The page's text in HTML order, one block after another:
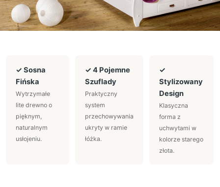
✓ Sosna
Fińska
Wytrzymałe
lite drewno o
pięknym,
naturalnym
usłojeniu.
✓ 4 Pojemne
Szuflady
Praktyczny
system
przechowywania
ukryty w ramie
łóżka.
✓
Stylizowany
Design
Klasyczna
forma z
uchwytami w
kolorze starego
złota.